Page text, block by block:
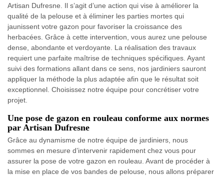
Artisan Dufresne. Il s’agit d’une action qui vise à améliorer la
qualité de la pelouse et à éliminer les parties mortes qui
jaunissent votre gazon pour favoriser la croissance des
herbacées. Grâce à cette intervention, vous aurez une pelouse
dense, abondante et verdoyante. La réalisation des travaux
requiert une parfaite maîtrise de techniques spécifiques. Ayant
suivi des formations allant dans ce sens, nos jardiniers sauront
appliquer la méthode la plus adaptée afin que le résultat soit
exceptionnel. Choisissez notre équipe pour concrétiser votre
projet.
Une pose de gazon en rouleau conforme aux normes
par Artisan Dufresne
Grâce au dynamisme de notre équipe de jardiniers, nous
sommes en mesure d’intervenir rapidement chez vous pour
assurer la pose de votre gazon en rouleau. Avant de procéder à
la mise en place de vos bandes de pelouse, nous allons préparer